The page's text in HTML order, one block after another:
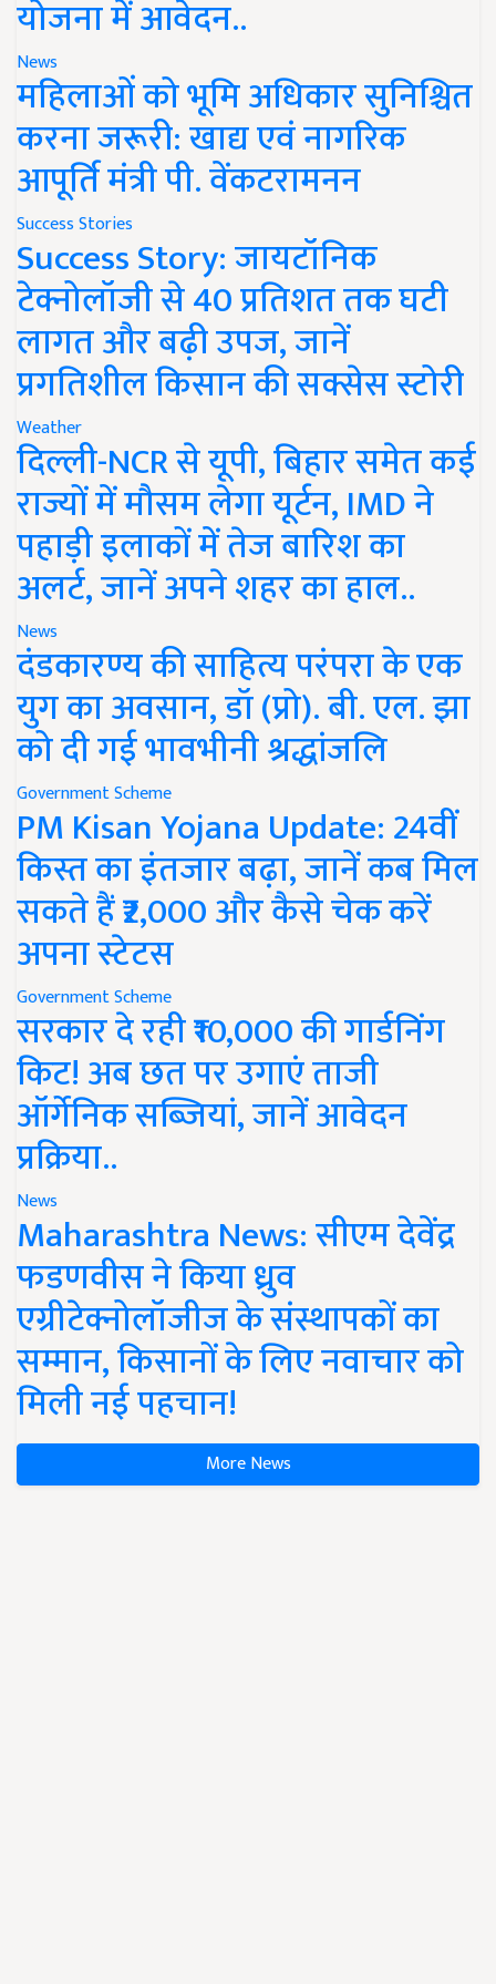
योजना में आवेदन..
News
महिलाओं को भूमि अधिकार सुनिश्चित
करना जरूरी: खाद्य एवं नागरिक
आपूर्ति मंत्री पी. वेंकटरामनन
Success Stories
Success Story: जायटॉनिक
टेक्नोलॉजी से 40 प्रतिशत तक घटी
लागत और बढ़ी उपज, जानें
प्रगतिशील किसान की सक्सेस स्टोरी
Weather
दिल्ली-NCR से यूपी, बिहार समेत कई
राज्यों में मौसम लेगा यूर्टन, IMD ने
पहाड़ी इलाकों में तेज बारिश का
अलर्ट, जानें अपने शहर का हाल..
News
दंडकारण्य की साहित्य परंपरा के एक
युग का अवसान, डॉ (प्रो). बी. एल. झा
को दी गई भावभीनी श्रद्धांजलि
Government Scheme
PM Kisan Yojana Update: 24वीं
किस्त का इंतजार बढ़ा, जानें कब मिल
सकते हैं ₹2,000 और कैसे चेक करें
अपना स्टेटस
Government Scheme
सरकार दे रही ₹10,000 की गार्डनिंग
किट! अब छत पर उगाएं ताजी
ऑर्गेनिक सब्जियां, जानें आवेदन
प्रक्रिया..
News
Maharashtra News: सीएम देवेंद्र
फडणवीस ने किया ध्रुव
एग्रीटेक्नोलॉजीज के संस्थापकों का
सम्मान, किसानों के लिए नवाचार को
मिली नई पहचान!
More News